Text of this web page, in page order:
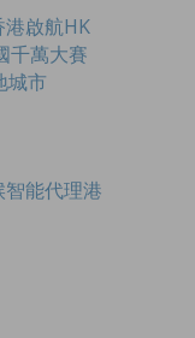
啟航HK
千萬大賽
城市
能代理港